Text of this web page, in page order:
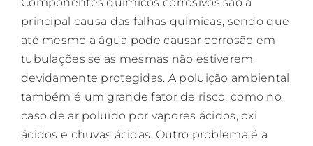
Componentes químicos corrosivos são a
principal causa das falhas químicas, sendo que
até mesmo a água pode causar corrosão em
tubulações se as mesmas não estiverem
devidamente protegidas. A poluição ambiental
também é um grande fator de risco, como no
caso de ar poluído por vapores ácidos, oxi
ácidos e chuvas ácidas. Outro problema é a